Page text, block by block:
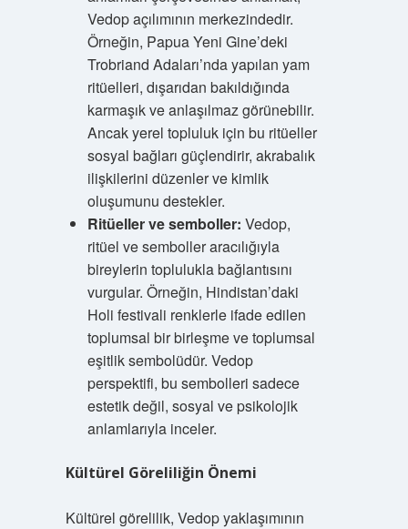
Vedop açılımının merkezindedir.
Örneğin, Papua Yeni Gine’deki
Trobriand Adaları’nda yapılan yam
ritüelleri, dışarıdan bakıldığında
karmaşık ve anlaşılmaz görünebilir.
Ancak yerel topluluk için bu ritüeller
sosyal bağları güçlendirir, akrabalık
ilişkilerini düzenler ve kimlik
oluşumunu destekler.
Ritüeller ve semboller: Vedop,
ritüel ve semboller aracılığıyla
bireylerin toplulukla bağlantısını
vurgular. Örneğin, Hindistan’daki
Holi festivali renklerle ifade edilen
toplumsal bir birleşme ve toplumsal
eşitlik sembolüdür. Vedop
perspektifi, bu sembolleri sadece
estetik değil, sosyal ve psikolojik
anlamlarıyla inceler.
Kültürel Göreliliğin Önemi
Kültürel görelilik, Vedop yaklaşımının